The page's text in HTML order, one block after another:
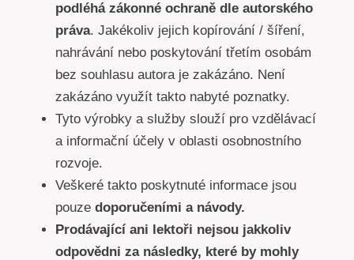
podléhá zákonné ochraně dle autorského
práva. Jakékoliv jejich kopírování / šíření,
nahrávání nebo poskytování třetím osobám
bez souhlasu autora je zakázáno. Není
zakázáno využít takto nabyté poznatky.
Tyto výrobky a služby slouží pro vzdělávací
a informační účely v oblasti osobnostního
rozvoje.
Veškeré takto poskytnuté informace jsou
pouze doporučeními a návody.
Prodávající ani lektoři nejsou jakkoliv
odpovědni za následky, které by mohly